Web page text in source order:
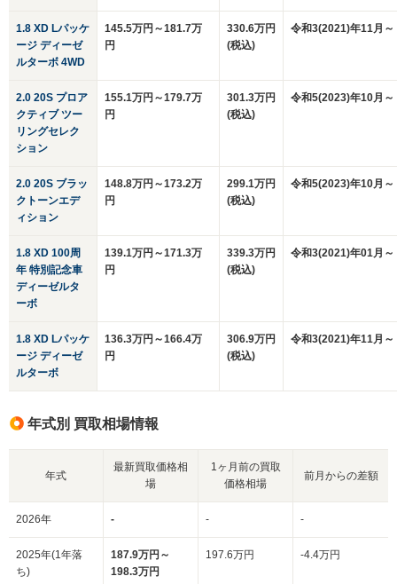
1.8 XD Lパッケ
ージ ディーゼ
ルターボ 4WD
145.5万円～181.7万
円
330.6万円
(税込)
令和3(2021)年11月～
2.0 20S プロア
クティブ ツー
リングセレク
ション
155.1万円～179.7万
円
301.3万円
(税込)
令和5(2023)年10月～
2.0 20S ブラッ
クトーンエデ
ィション
148.8万円～173.2万
円
299.1万円
(税込)
令和5(2023)年10月～
1.8 XD 100周
年 特別記念車
ディーゼルタ
ーボ
139.1万円～171.3万
円
339.3万円
(税込)
令和3(2021)年01月～
1.8 XD Lパッケ
ージ ディーゼ
ルターボ
136.3万円～166.4万
円
306.9万円
(税込)
令和3(2021)年11月～
年式別 買取相場情報
年式
最新買取価格相
場
1ヶ月前の買取
価格相場
前月からの差額
2026年 - - -
2025年(1年落
ち)
187.9万円～
198.3万円
197.6万円 -4.4万円